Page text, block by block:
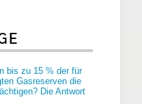
bis zu 15 % der für
Gasreserven die
Die Antwort